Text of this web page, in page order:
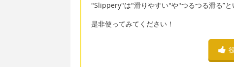
"Slippery"は"滑りやすい"や"つるつる滑る”と
是非使ってみてください！